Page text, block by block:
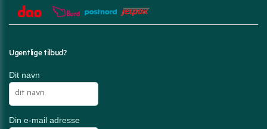
Ugentlige tilbud?
Dit navn
Din e-mail adresse